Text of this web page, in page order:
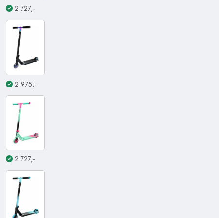
2 727,-
2 975,-
2 727,-